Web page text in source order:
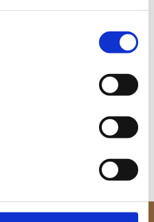
skal være solist med Beethovens
14. november kl 17.00 og
kl 17.00.